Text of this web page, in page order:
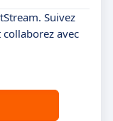
Suivez
collaborez avec